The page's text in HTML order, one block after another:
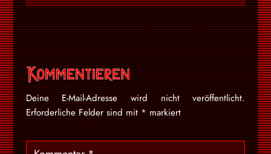
Kommentieren
Deine E-Mail-Adresse wird nicht veröffentlicht.
Erforderliche Felder sind mit*markiert